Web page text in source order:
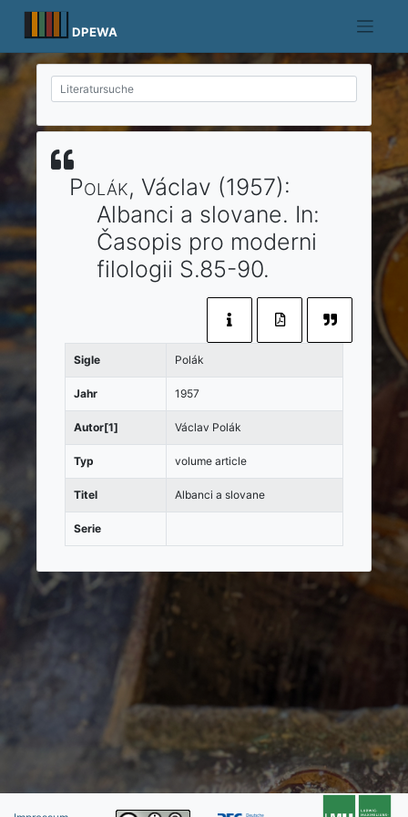
content
DPEWA
Polák, Václav (1957):
Albanci a slovane. In:
Časopis pro moderni
filologii S.85-90.
Sigle Polák
Jahr 1957
Autor[1] Václav Polák
Typ volume article
Titel Albanci a slovane
Serie